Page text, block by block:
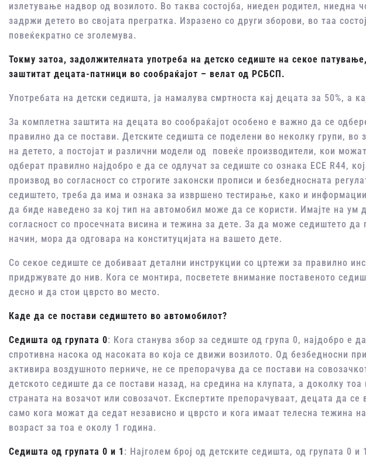
излетување надвор од возилото. Во таква состојба, ниеден родител, ниедна
задржи детето во својата прегратка. Изразено со други зборови, во таа
повеќекратно се зголемува.
Токму затоа, задолжителната употреба на детско седиште на секое
заштитат децата-патници во сообраќајот – велат од РСБСП.
Употребата на детски седишта, ја намалува смртноста кај децата за 50%, а
За комплетна заштита на децата во сообраќајот особено е важно да се
правилно да се постави. Детските седишта се поделени во неколку групи, во
на детето, а постојат и различни модели од повеќе производители, кои
одберат правилно најдобро е да се одлучат за седиште со ознака ECE R44,
производ во согласност со строгите законски прописи и безбедносната
седиштето, треба да има и ознака за извршено тестирање, како и
да биде наведено за кој тип на автомобил може да се користи. Имајте на ум
согласност со просечната висина и тежина за дете. За да може седиштето да
начин, мора да одговара на конституцијата на вашето дете.
Со секое седиште се добиваат детални инструкции со цртежи за правилно
придржувате до нив. Кога се монтира, посветете внимание поставеното
десно и да стои цврсто во место.
Каде да се постави седиштето во автомобилот?
Седишта од групата 0: Кога станува збор за седиште од група 0, најдобро е
спротивна насока од насоката во која се движи возилото. Од безбедносни
активира воздушното перниче, не се препорачува да се постави на
детското седиште да се постави назад, на средина на клупата, а доколку
страната на возачот или совозачот. Експертите препорачуваат, децата да
само кога можат да седат независно и цврсто и кога имаат телесна тежина
возраст за тоа е околу 1 година.
Седишта од групата 0 и 1 : Најголем број од детските седишта, од групата 0 и